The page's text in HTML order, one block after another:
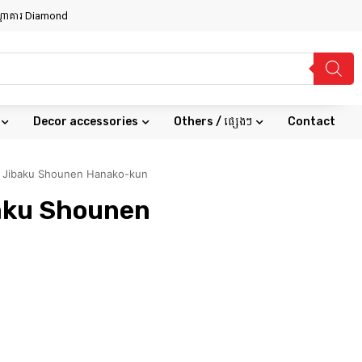
គារ Diamond
Decor accessories Others / ផ្សេងៗ Contact
Shounen Hanako-kun
Shounen